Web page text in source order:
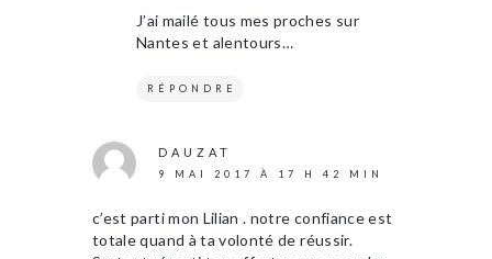
J’ai mailé tous mes proches sur
Nantes et alentours…
RÉPONDRE
DAUZAT
9 MAI 2017 À 17 H 42 MIN
c’est parti mon Lilian . notre confiance est
totale quand à ta volonté de réussir.